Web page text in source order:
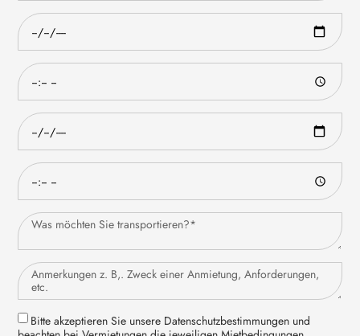
Bitte akzeptieren Sie unsere Datenschutzbestimmungen und